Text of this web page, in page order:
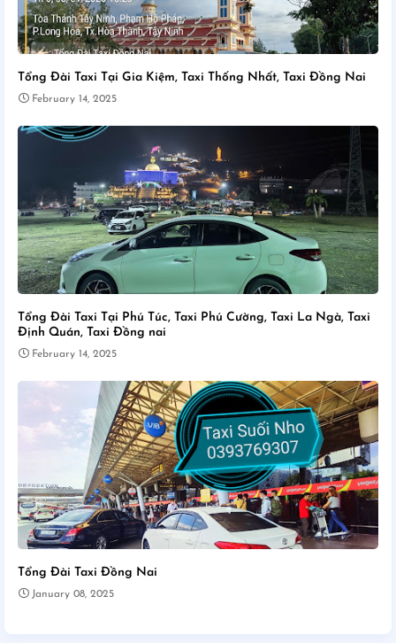
Tổng Đài Taxi Tại Gia Kiệm, Taxi Thống Nhất, Taxi Đồng Nai
February 14, 2025
Tổng Đài Taxi Tại Phú Túc, Taxi Phú Cường, Taxi La Ngà, Taxi
Định Quán, Taxi Đồng nai
February 14, 2025
Tổng Đài Taxi Đồng Nai
January 08, 2025